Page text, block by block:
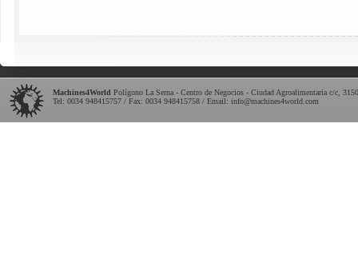
Machines4World Polígono La Serna - Centro de Negocios - Ciudad Agroalimentaria c/c
Tel: 0034 948415757 / Fax: 0034 948415758 / Email: info@machines4world.com